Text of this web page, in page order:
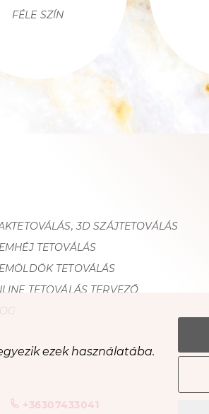
FÉLE SZÍN
3D SZÁJTETOVÁLÁS
TETOVÁLÁS
TETOVÁLÁS
TETOVÁLÁS TERVEZŐ
+36307433041
ezek használatába.